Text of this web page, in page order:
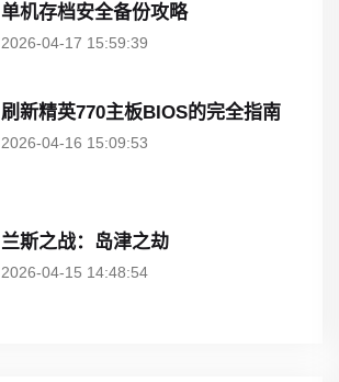
单机存档安全备份攻略
2026-04-17 15:59:39
刷新精英770主板BIOS的完全指南
2026-04-16 15:09:53
兰斯之战：岛津之劫
2026-04-15 14:48:54